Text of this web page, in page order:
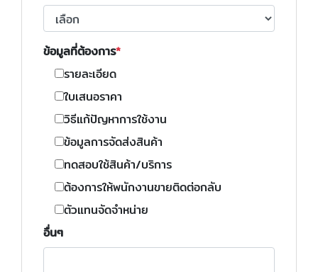
ข้อมูลที่ต้องการ
รายละเอียด
ใบเสนอราคา
วิธีแก้ปัญหาการใช้งาน
ข้อมูลการจัดส่งสินค้า
ทดสอบใช้สินค้า/บริการ
ต้องการให้พนักงานขายติดต่อกลับ
ตัวแทนจัดจำหน่าย
อื่นๆ